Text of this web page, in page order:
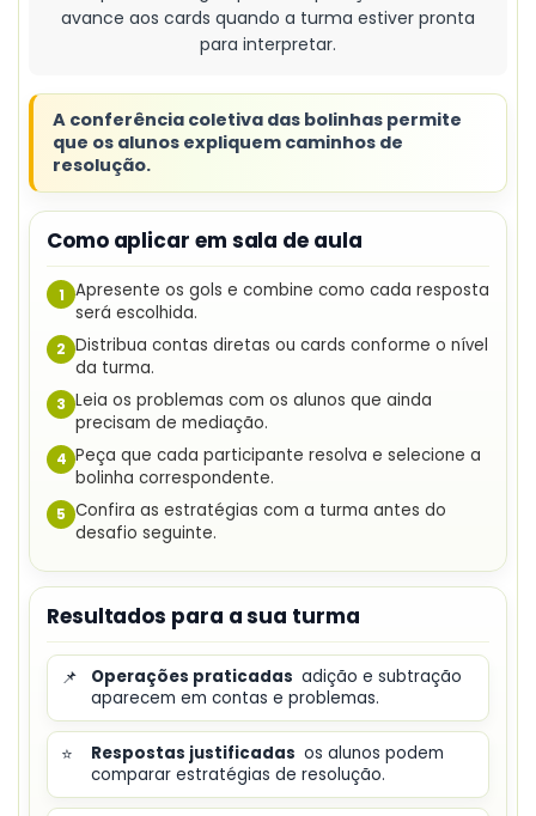
avance aos cards quando a turma estiver pronta
para interpretar.
A conferência coletiva das bolinhas permite
que os alunos expliquem caminhos de
resolução.
Como aplicar em sala de aula
1 Apresente os gols e combine como cada resposta
será escolhida.
2 Distribua contas diretas ou cards conforme o nível
da turma.
3 Leia os problemas com os alunos que ainda
precisam de mediação.
4 Peça que cada participante resolva e selecione a
bolinha correspondente.
5 Confira as estratégias com a turma antes do
desafio seguinte.
Resultados para a sua turma
📌 Operações praticadas adição e subtração
aparecem em contas e problemas.
⭐ Respostas justificadas os alunos podem
comparar estratégias de resolução.